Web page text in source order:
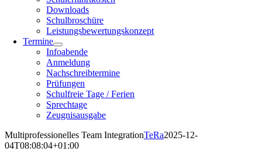
Downloads
Schulbroschüre
Leistungsbewertungskonzept
Termine
Infoabende
Anmeldung
Nachschreibtermine
Prüfungen
Schulfreie Tage / Ferien
Sprechtage
Zeugnisausgabe
Multiprofessionelles Team IntegrationTeRa2025-12-
04T08:08:04+01:00